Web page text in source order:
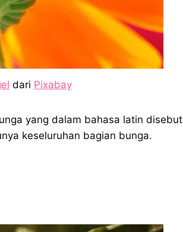
dari Pixabay
yang dalam bahasa latin disebut
keseluruhan bagian bunga.